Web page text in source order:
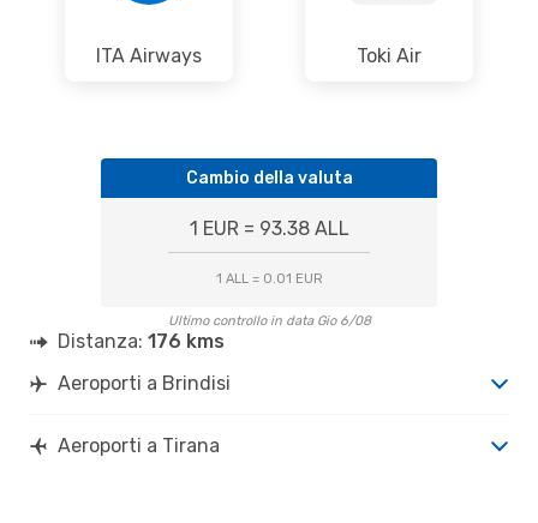
ITA Airways Toki Air
Cambio della valuta
1 EUR = 93.38 ALL
1 ALL = 0.01 EUR
Ultimo controllo in data Gio 6/08
Distanza: 176 kms
Aeroporti a Brindisi
Aeroporti a Tirana